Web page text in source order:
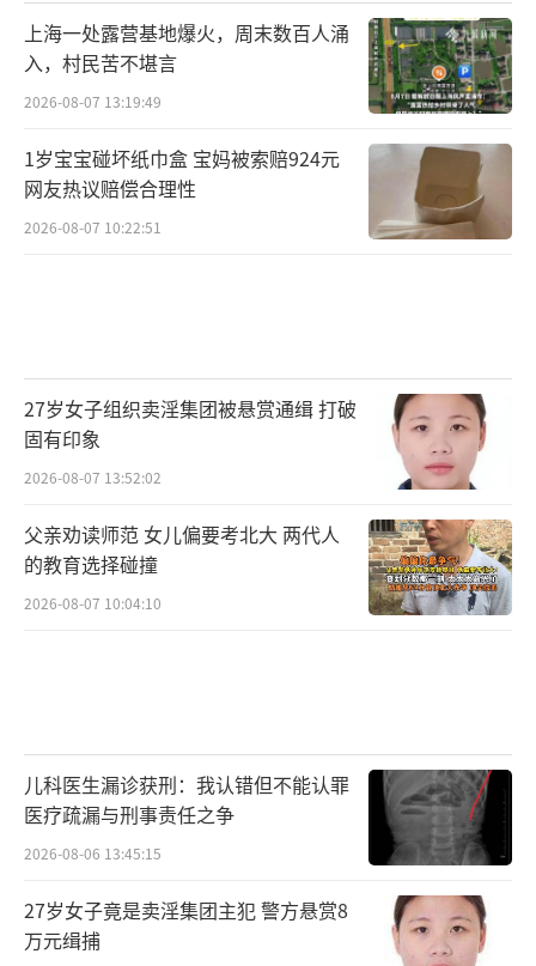
上海一处露营基地爆火，周末数百人涌
入，村民苦不堪言
2026-08-07 13:19:49
1岁宝宝碰坏纸巾盒 宝妈被索赔924元
网友热议赔偿合理性
2026-08-07 10:22:51
27岁女子组织卖淫集团被悬赏通缉 打破
固有印象
2026-08-07 13:52:02
父亲劝读师范 女儿偏要考北大 两代人
的教育选择碰撞
2026-08-07 10:04:10
儿科医生漏诊获刑：我认错但不能认罪
医疗疏漏与刑事责任之争
2026-08-06 13:45:15
27岁女子竟是卖淫集团主犯 警方悬赏8
万元缉捕